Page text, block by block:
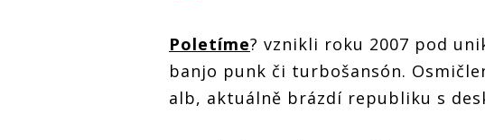
Poletíme? vznikli roku 2007 pod
banjo punk či turbošansón.
alb, aktuálně brázdí republiku s